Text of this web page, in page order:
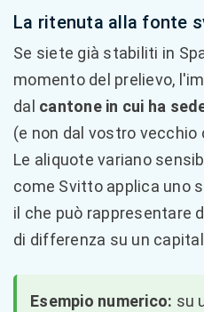
La ritenuta alla fonte
Se siete già stabiliti in
momento del prelievo,
dal cantone in cui ha
(e non dal vostro vecchio
Le aliquote variano
come Svitto applica uno
il che può rappresentare
di differenza su un
Esempio numerico: su